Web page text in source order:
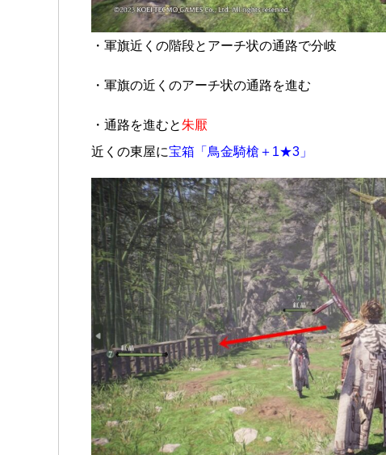
・軍旗近くの階段とアーチ状の通路で分岐
・軍旗の近くのアーチ状の通路を進む
・通路を進むと朱厭
近くの東屋に宝箱「鳥金騎槍＋1★3」